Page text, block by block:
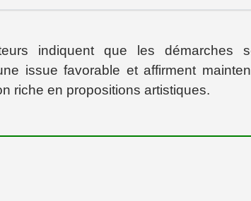
indiquent que les démarches
issue favorable et affirment
riche en propositions artistiques.